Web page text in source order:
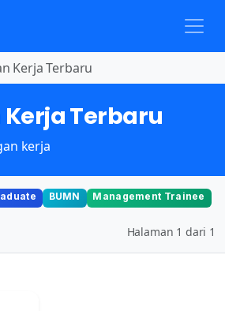
Kerja Terbaru
Terbaru
kerja
BUMN
Management Trainee
Halaman 1 dari 1